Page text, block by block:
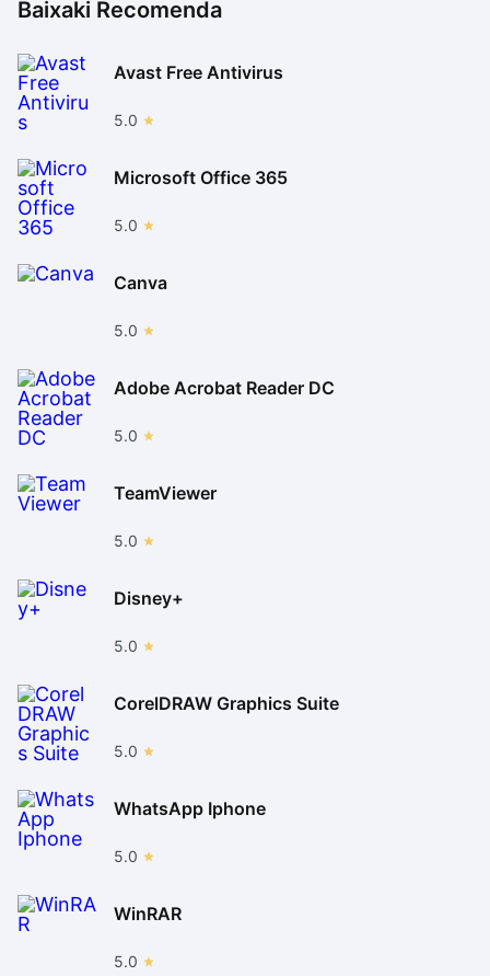
Baixaki Recomenda
Avast Free Antivirus
5.0
Microsoft Office 365
5.0
Canva
5.0
Adobe Acrobat Reader DC
5.0
TeamViewer
5.0
Disney+
5.0
CorelDRAW Graphics Suite
5.0
WhatsApp Iphone
5.0
WinRAR
5.0